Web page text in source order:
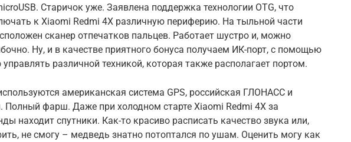
Старичок уже. Заявлена поддержка технологии OTG, что
к Xiaomi Redmi 4X различную периферию. На тыльной части
сканер отпечатков пальцев. Работает шустро и, можно
Ну, и в качестве приятного бонуса получаем ИК-порт, с помощью
различной техникой, которая также располагает портом.
американская система GPS, российская ГЛОНАСС и
Полный фарш. Даже при холодном старте Xiaomi Redmi 4X за
находит спутники. Как-то красиво расписать качество звука или,
не смогу – медведь знатно потоптался по ушам. Оценить могу как